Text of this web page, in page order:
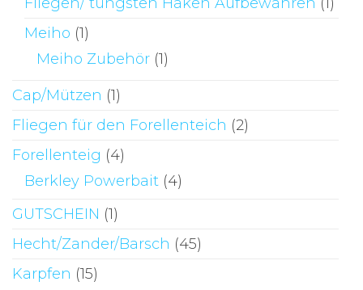
Meiho (1)
Meiho Zubehör (1)
Cap/Mützen (1)
Fliegen für den Forellenteich (2)
Forellenteig (4)
Berkley Powerbait (4)
GUTSCHEIN (1)
Hecht/Zander/Barsch (45)
Karpfen (15)